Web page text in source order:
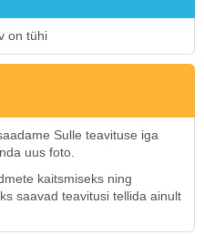
on tühi
Sulle teavituse iga
uus foto.
kaitsmiseks ning
saavad teavitusi tellida ainult